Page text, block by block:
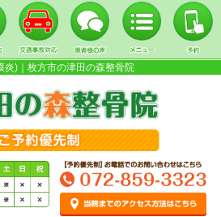
▼
炎)｜枚方市の津田の森整骨院